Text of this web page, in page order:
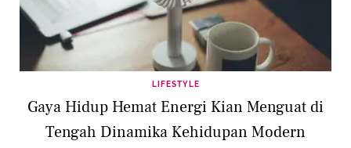
LIFESTYLE
Gaya Hidup Hemat Energi Kian Menguat di
Tengah Dinamika Kehidupan Modern